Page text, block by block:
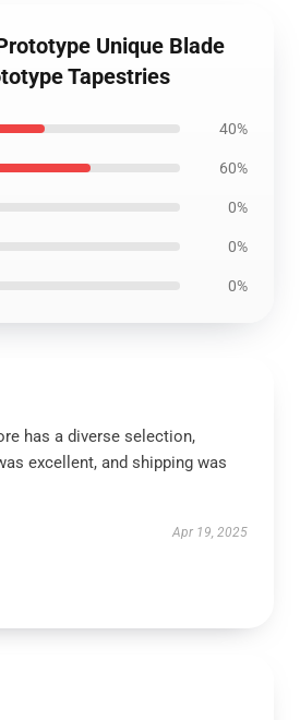
Unique Blade
Tapestries
40%
60%
0%
0%
0%
has a diverse selection,
excellent, and shipping was
Apr 19, 2025